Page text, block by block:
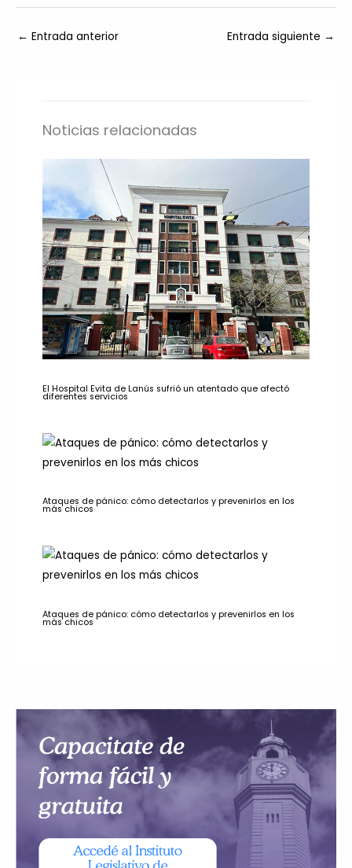
← Entrada anterior Entrada siguiente →
Noticias relacionadas
El Hospital Evita de Lanús sufrió un atentado que afectó
diferentes servicios
Ataques de pánico: cómo detectarlos y prevenirlos en los
más chicos
Ataques de pánico: cómo detectarlos y prevenirlos en los
más chicos